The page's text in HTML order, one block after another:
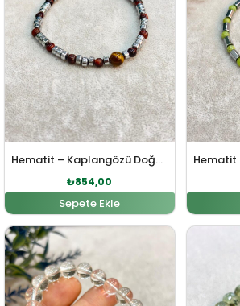
Hematit – Kaplangözü Doğal Taş Bileklik
₺854,00
Sepete Ekle
Orijinal fiyat: ₺1.156,00.Şu andaki fiyat: ₺1.051,00.